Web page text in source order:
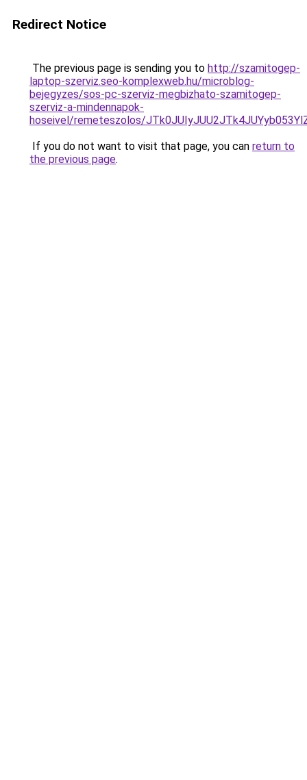
Redirect Notice
The previous page is sending you to http://szamitogep-
laptop-szerviz.seo-komplexweb.hu/microblog-
bejegyzes/sos-pc-szerviz-megbizhato-szamitogep-
szerviz-a-mindennapok-
hoseivel/remeteszolos/
If you do not want to visit that page, you can return to
the previous page.